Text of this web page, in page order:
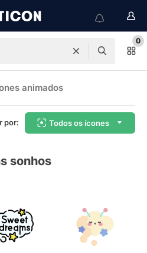
0
animados
por: Todos os ícones
sonhos